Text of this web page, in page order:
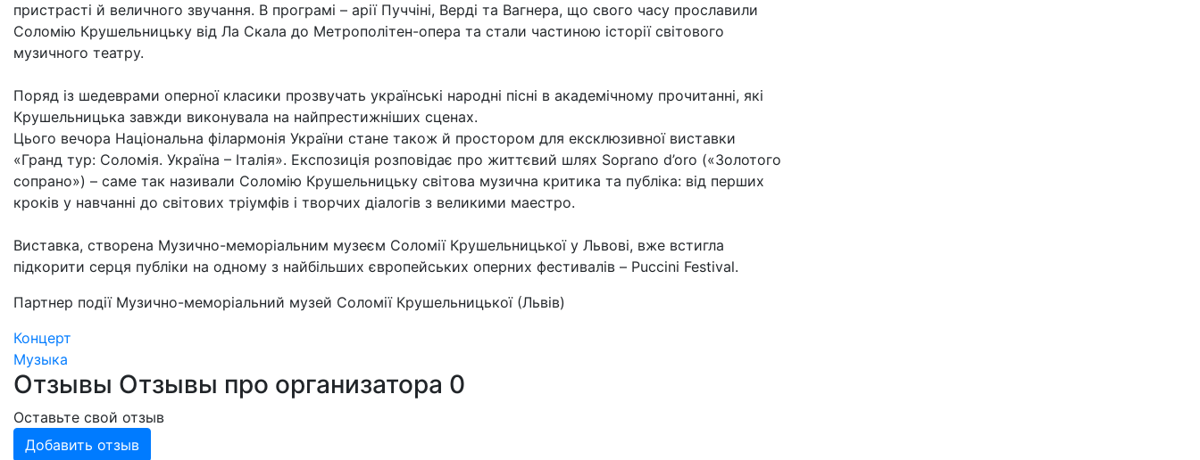
пристрасті й величного звучання. В програмі – арії Пуччіні, Верді та Вагнера, що свого часу прославили
Соломію Крушельницьку від Ла Скала до Метрополітен-опера та стали частиною історії світового
музичного театру.
Поряд із шедеврами оперної класики прозвучать українські народні пісні в академічному прочитанні, які
Крушельницька завжди виконувала на найпрестижніших сценах.
Цього вечора Національна філармонія України стане також й простором для ексклюзивної виставки
«Гранд тур: Соломія. Україна – Італія». Експозиція розповідає про життєвий шлях Soprano d’oro («Золотого
сопрано») – саме так називали Соломію Крушельницьку світова музична критика та публіка: від перших
кроків у навчанні до світових тріумфів і творчих діалогів з великими маестро.
Виставка, створена Музично-меморіальним музеєм Соломії Крушельницької у Львові, вже встигла
підкорити серця публіки на одному з найбільших європейських оперних фестивалів – Puccini Festival.
Партнер події Музично-меморіальний музей Соломії Крушельницької (Львів)
Концерт
Музыка
Отзывы Отзывы про организатора 0
Оставьте свой отзыв
Добавить отзыв